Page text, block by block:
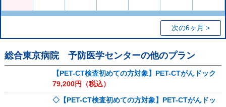
次の6ヶ月 >
総合東京病院 予防医学センターの他のプラン
【PET-CT検査初めての方対象】PET-CTがんドック
79,200円（税込）
◇【PET-CT検査初めての方対象】PET-CTがんドッ